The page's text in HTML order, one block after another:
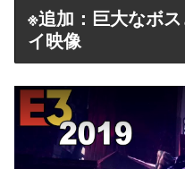
※追加：巨大なボ
イ映像